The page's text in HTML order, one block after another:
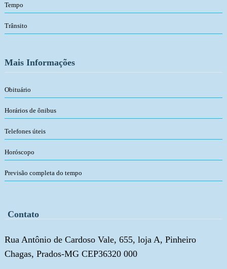
Tempo
Trânsito
Mais Informações
Obituário
Horários de ônibus
Telefones úteis
Horóscopo
Previsão completa do tempo
Contato
Rua Antônio de Cardoso Vale, 655, loja A, Pinheiro
Chagas, Prados-MG CEP36320 000